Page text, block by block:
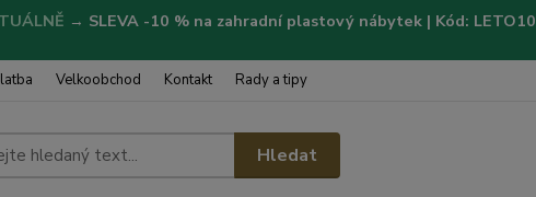
→ SLEVA -10 % na zahradní plastový nábytek | Kód: LETO10
Velkoobchod Kontakt Rady a tipy
Hledat